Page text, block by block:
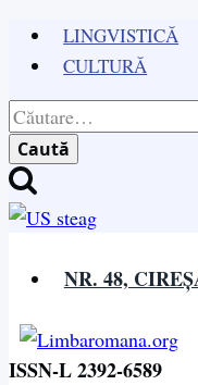
Skip
content
LINGVISTICĂ
CULTURĂ
Caută
după:
NR. 48,
ISSN-L 2392-6589